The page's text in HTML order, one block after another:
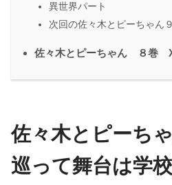
異世界パート
次回の佐々木とピーちゃん
佐々木とピーちゃん ８巻
佐々木とピー
巡って舞台は学